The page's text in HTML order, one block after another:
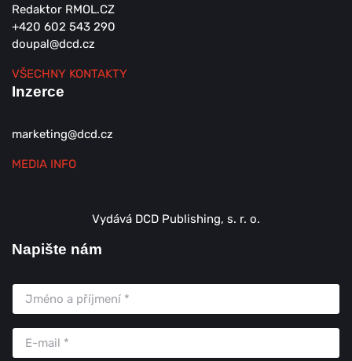
Redaktor RMOL.CZ
+420 602 543 290
doupal@dcd.cz
VŠECHNY KONTAKTY
Inzerce
marketing@dcd.cz
MEDIA INFO
Vydává DCD Publishing, s. r. o.
Napište nám